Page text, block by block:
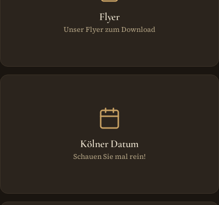
Flyer
Unser Flyer zum Download
Kölner Datum
Schauen Sie mal rein!